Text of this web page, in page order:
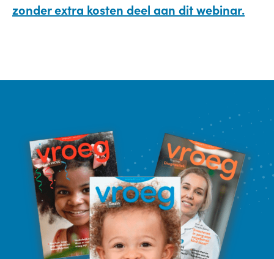
zonder extra kosten deel aan dit webinar.